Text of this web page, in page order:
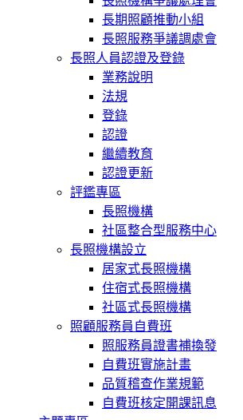
長期照顧推動小組
長照服務爭議調處會
長照人員認證及登錄
業務說明
法規
登錄
認證
繼續教育
認證更新
評鑑專區
長照機構
社區整合型服務中心
長照機構設立
居家式長照機構
住宿式長照機構
社區式長照機構
照顧服務員自費班
照服務員證書補換發
自費班實施計畫
品質稽查作業規範
自費班核定開課訊息